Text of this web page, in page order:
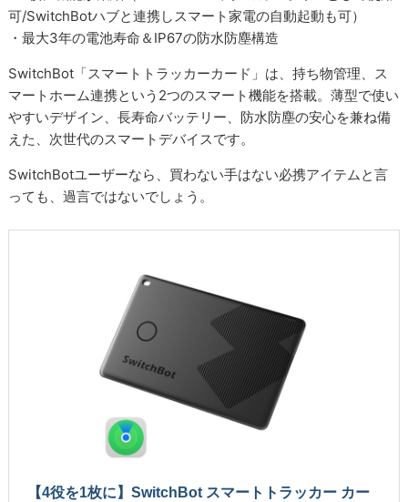
可/SwitchBotハブと連携しスマート家電の自動起動も可）
・最大3年の電池寿命＆IP67の防水防塵構造
SwitchBot「スマートトラッカーカード」は、持ち物管理、ス
マートホーム連携という2つのスマート機能を搭載。薄型で使い
やすいデザイン、長寿命バッテリー、防水防塵の安心を兼ね備
えた、次世代のスマートデバイスです。
SwitchBotユーザーなら、買わない手はない必携アイテムと言
っても、過言ではないでしょう。
【4役を1枚に】SwitchBot スマートトラッカー カー